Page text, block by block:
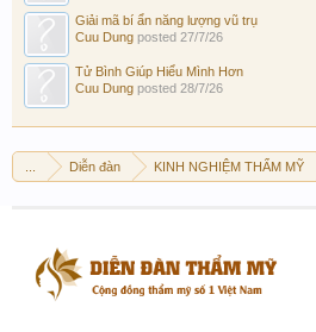
Giải mã bí ẩn năng lượng vũ trụ
Cuu Dung posted 27/7/26
Tử Bình Giúp Hiểu Mình Hơn
Cuu Dung posted 28/7/26
Diễn đàn KINH NGHIỆM THẨM MỸ